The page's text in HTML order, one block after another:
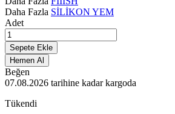
Daha Fazla SİLİKON YEM
Adet
Sepete Ekle
Hemen Al
Beğen
07.08.2026 tarihine kadar kargoda
Tükendi